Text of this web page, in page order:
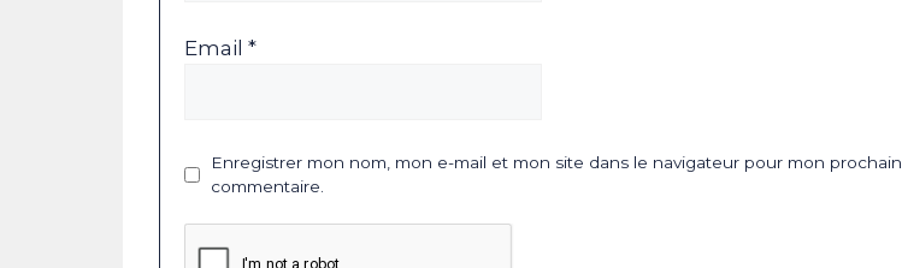
Email *
Enregistrer mon nom, mon e-mail et mon site dans le navigateur pour mon prochain
commentaire.